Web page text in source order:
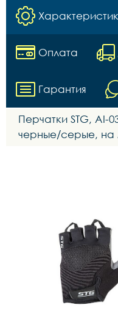
Оплата
Гарантия
Перчатки STG, AI-
черные/серые, на